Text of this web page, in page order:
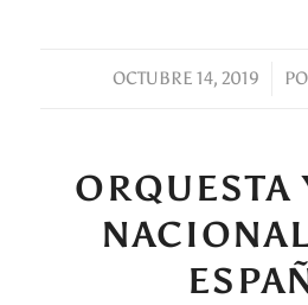
OCTUBRE 14, 2019
/
ORQUESTA